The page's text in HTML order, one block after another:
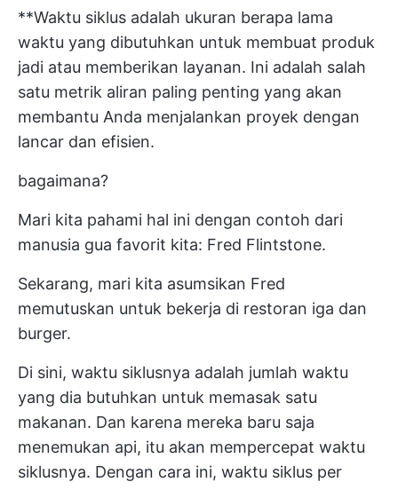
**Waktu siklus adalah ukuran berapa lama
waktu yang dibutuhkan untuk membuat produk
jadi atau memberikan layanan. Ini adalah salah
satu metrik aliran paling penting yang akan
membantu Anda menjalankan proyek dengan
lancar dan efisien.
bagaimana?
Mari kita pahami hal ini dengan contoh dari
manusia gua favorit kita: Fred Flintstone.
Sekarang, mari kita asumsikan Fred
memutuskan untuk bekerja di restoran iga dan
burger.
Di sini, waktu siklusnya adalah jumlah waktu
yang dia butuhkan untuk memasak satu
makanan. Dan karena mereka baru saja
menemukan api, itu akan mempercepat waktu
siklusnya. Dengan cara ini, waktu siklus per